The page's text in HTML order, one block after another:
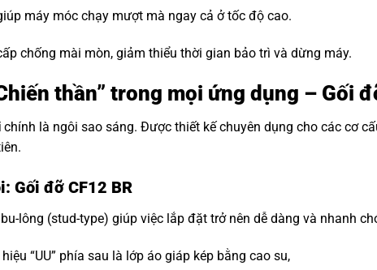
máy móc chạy mượt mà ngay cả ở tốc độ cao.
chống mài mòn, giảm thiểu thời gian bảo trì và dừng máy.
thần” trong mọi ứng dụng – Gối
chính là ngôi sao sáng. Được thiết kế chuyên dụng cho các cơ
Gối đỡ CF12 BR
lông (stud-type) giúp việc lắp đặt trở nên dễ dàng và nhanh
hiệu “UU” phía sau là lớp áo giáp kép bằng cao su,